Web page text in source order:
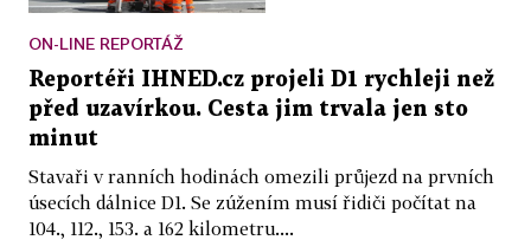
ON-LINE REPORTÁŽ
Reportéři IHNED.cz projeli D1 rychleji než
před uzavírkou. Cesta jim trvala jen sto
minut
Stavaři v ranních hodinách omezili průjezd na prvních
úsecích dálnice D1. Se zúžením musí řidiči počítat na
104., 112., 153. a 162 kilometru....